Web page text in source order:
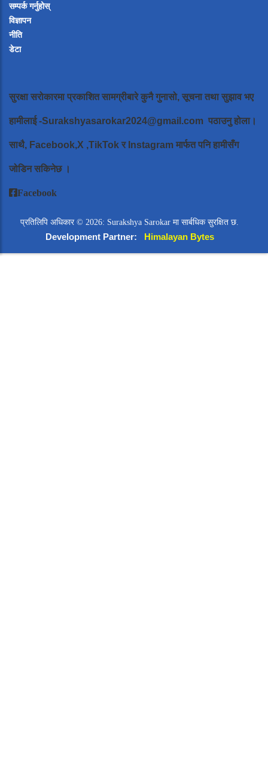
सम्पर्क गर्नुहोस्
विज्ञापन
नीति
डेटा
सुरक्षा सरोकारमा प्रकाशित सामग्रीबारे कुनै गुनासो, सूचना तथा सुझाव भए
हामीलाई-Surakshyasarokar2024@gmail.com पठाउनु होला।
साथै, Facebook,X ,TikTok र Instagram मार्फत पनि हामीसँग
जोडिन सकिनेछ ।
Facebook
प्रतिलिपि अधिकार © 2026: Surakshya Sarokar मा सार्बधिक सुरक्षित छ.
Development Partner: Himalayan Bytes